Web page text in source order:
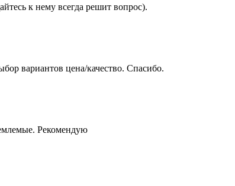
к нему всегда решит вопрос).
вариантов цена/качество. Спасибо.
Рекомендую